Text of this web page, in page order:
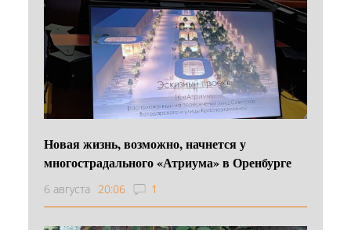
Новая жизнь, возможно, начнется у
многострадального «Атриума» в Оренбурге
6 августа 20:06 1